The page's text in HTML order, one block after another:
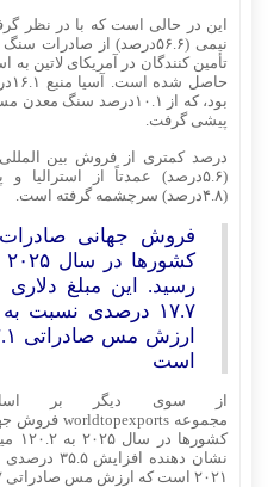
این در حالی است که با در نظر
نیمی (۵۶.۶درصد) از
تأمین‌ کنندگان در آمریکای لاتین
بود، که از ۱۰.۱درصد
پیشی گرفت.
(۵.۶درصد) عمدتاً از استرالیا
(۴.۸درصد) سرچشمه گرفته است.
فروش جهانی
رسید. این مبلغ
است
از سوی دیگر بر
مجموعه worldtopexports فروش
نشان
۲۰۲۱ است که ارزش مس صادراتی ۸۸.۷ میلیارد دلار بود.